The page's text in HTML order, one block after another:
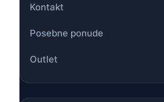
Kontakt
Posebne ponude
Outlet